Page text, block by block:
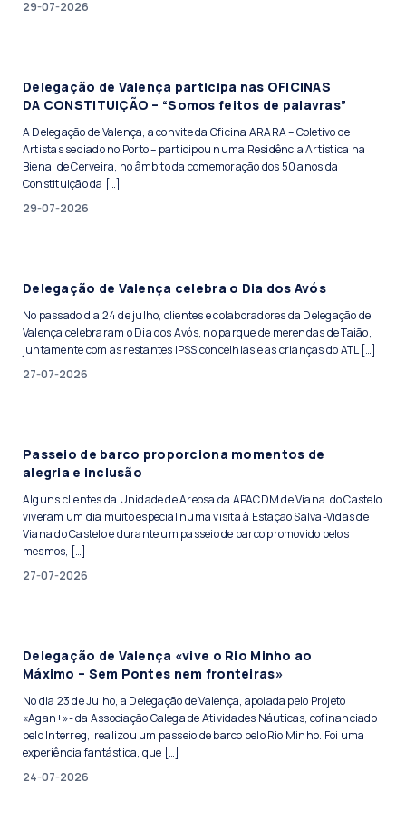
29-07-2026
Delegação de Valença participa nas OFICINAS
DA CONSTITUIÇÃO – “Somos feitos de palavras”
A Delegação de Valença, a convite da Oficina ARARA – Coletivo de
Artistas sediado no Porto – participou numa Residência Artística na
Bienal de Cerveira, no âmbito da comemoração dos 50 anos da
Constituição da […]
29-07-2026
Delegação de Valença celebra o Dia dos Avós
No passado dia 24 de julho, clientes e colaboradores da Delegação de
Valença celebraram o Dia dos Avós, no parque de merendas de Taião,
juntamente com as restantes IPSS concelhias e as crianças do ATL […]
27-07-2026
Passeio de barco proporciona momentos de
alegria e inclusão
Alguns clientes da Unidade de Areosa da APACDM de Viana do Castelo
viveram um dia muito especial numa visita à Estação Salva-Vidas de
Viana do Castelo e durante um passeio de barco promovido pelos
mesmos, […]
27-07-2026
Delegação de Valença «vive o Rio Minho ao
Máximo – Sem Pontes nem fronteiras»
No dia 23 de Julho, a Delegação de Valença, apoiada pelo Projeto
«Agan+»- da Associação Galega de Atividades Náuticas, cofinanciado
pelo Interreg, realizou um passeio de barco pelo Rio Minho. Foi uma
experiência fantástica, que […]
24-07-2026